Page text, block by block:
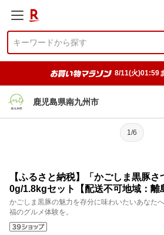
8/11(火)01:59
鹿児島県南九州市
1/6
【ふるさと納税】「かごしま黒豚
0g/1.8kgセット【配送不可地域：離
かごしま黒豚の魅力を存分に味わいたいあなた
福のグルメ体験を。